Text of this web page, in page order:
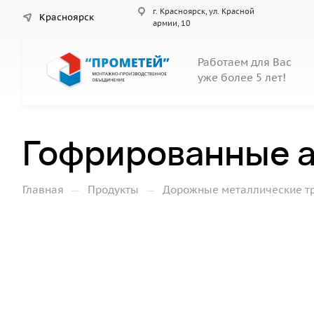
Красноярск
г. Красноярск, ул. Красной
армии, 10
Работаем для Вас
уже более 5 лет!
Гофрированные
Главная — Продукты — Дорожные металлические